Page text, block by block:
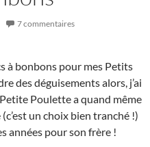
7 commentaires
à bonbons pour mes Petits
des déguisements alors, j’ai
Poulette a quand même
un choix bien tranché !)
années pour son frère !